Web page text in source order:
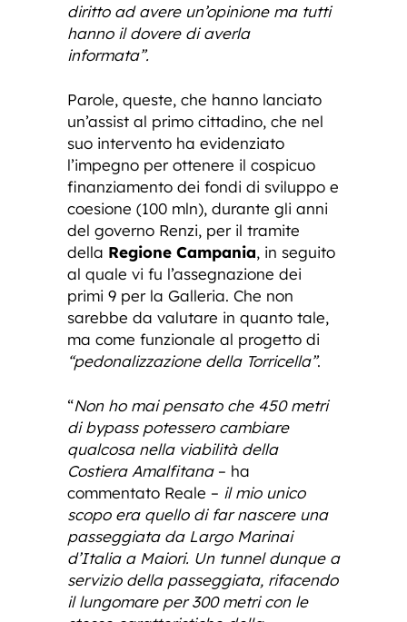
diritto ad avere un’opinione ma tutti
hanno il dovere di averla
informata”.
Parole, queste, che hanno lanciato
un’assist al primo cittadino, che nel
suo intervento ha evidenziato
l’impegno per ottenere il cospicuo
finanziamento dei fondi di sviluppo e
coesione (100 mln), durante gli anni
del governo Renzi, per il tramite
della Regione Campania, in seguito
al quale vi fu l’assegnazione dei
primi 9 per la Galleria. Che non
sarebbe da valutare in quanto tale,
ma come funzionale al progetto di
“pedonalizzazione della Torricella”.
“Non ho mai pensato che 450 metri
di bypass potessero cambiare
qualcosa nella viabilità della
Costiera Amalfitana– ha
commentato Reale – il mio unico
scopo era quello di far nascere una
passeggiata da Largo Marinai
d’Italia a Maiori. Un tunnel dunque a
servizio della passeggiata, rifacendo
il lungomare per 300 metri con le